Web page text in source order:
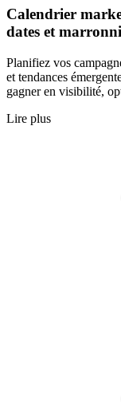
Calendrier
dates et
Planifiez vos
et tendances
gagner en visibilité,
Lire plus